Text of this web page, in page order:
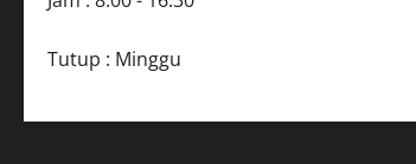
Tutup : Minggu